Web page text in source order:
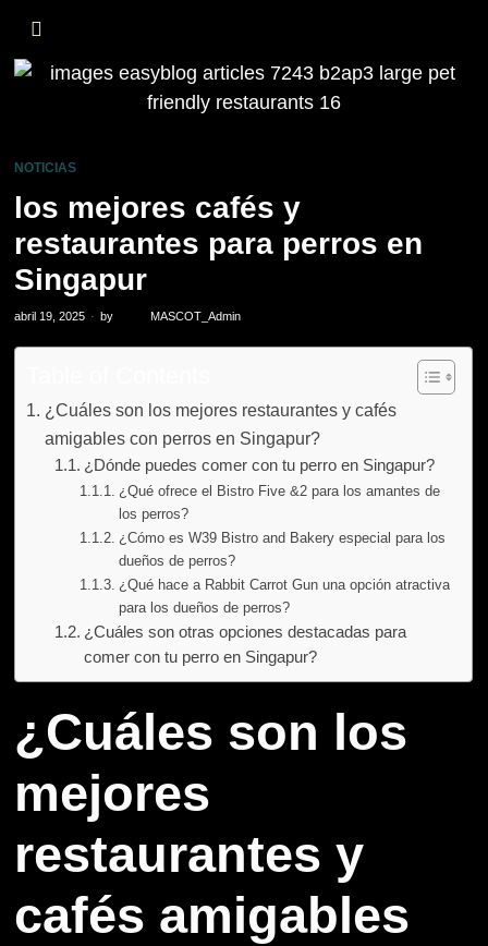
NOTICIAS
los mejores cafés y
restaurantes para perros en
Singapur
abril 19, 2025 by MASCOT_Admin
¿Cuáles son los mejores restaurantes y cafés
amigables con perros en Singapur?
¿Dónde puedes comer con tu perro en Singapur?
¿Qué ofrece el Bistro Five &2 para los amantes de
los perros?
¿Cómo es W39 Bistro and Bakery especial para los
dueños de perros?
¿Qué hace a Rabbit Carrot Gun una opción atractiva
para los dueños de perros?
¿Cuáles son otras opciones destacadas para
comer con tu perro en Singapur?
¿Cuáles son los
mejores
restaurantes y
cafés amigables